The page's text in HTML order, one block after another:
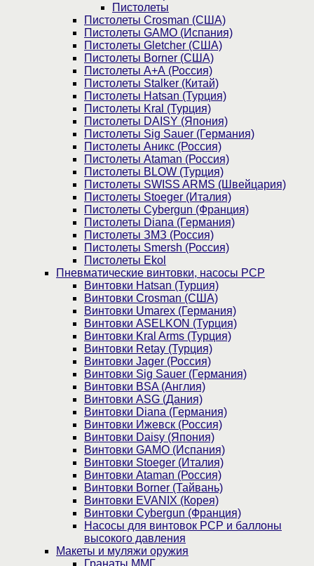
Пистолеты
Пистолеты Crosman (США)
Пистолеты GAMO (Испания)
Пистолеты Gletcher (США)
Пистолеты Borner (США)
Пистолеты А+А (Россия)
Пистолеты Stalker (Китай)
Пистолеты Hatsan (Турция)
Пистолеты Kral (Турция)
Пистолеты DAISY (Япония)
Пистолеты Sig Sauer (Германия)
Пистолеты Аникс (Россия)
Пистолеты Ataman (Россия)
Пистолеты BLOW (Турция)
Пистолеты SWISS ARMS (Швейцария)
Пистолеты Stoeger (Италия)
Пистолеты Cybergun (Франция)
Пистолеты Diana (Германия)
Пистолеты ЗМЗ (Россия)
Пистолеты Smersh (Россия)
Пистолеты Ekol
Пневматические винтовки, насосы PCP
Винтовки Hatsan (Турция)
Винтовки Crosman (США)
Винтовки Umarex (Германия)
Винтовки ASELKON (Турция)
Винтовки Kral Arms (Турция)
Винтовки Retay (Турция)
Винтовки Jager (Россия)
Винтовки Sig Sauer (Германия)
Винтовки BSA (Англия)
Винтовки ASG (Дания)
Винтовки Diana (Германия)
Винтовки Ижевск (Россия)
Винтовки Daisy (Япония)
Винтовки GAMO (Испания)
Винтовки Stoeger (Италия)
Винтовки Ataman (Россия)
Винтовки Borner (Тайвань)
Винтовки EVANIX (Корея)
Винтовки Cybergun (Франция)
Насосы для винтовок PCP и баллоны
высокого давления
Макеты и муляжи оружия